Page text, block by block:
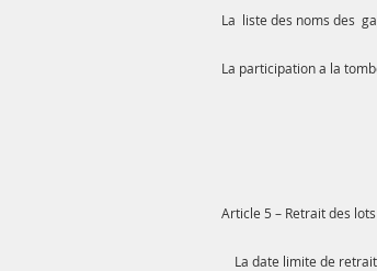
La liste des noms des
La participation a la
Article 5 – Retrait des lots
La date limite de retrait